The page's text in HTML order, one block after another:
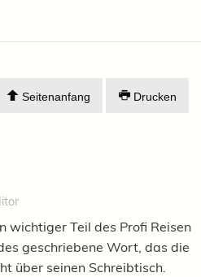
Seitenanfang Drucken
wichtiger Teil des Profi Reisen
geschriebene Wort, das die
über seinen Schreibtisch.